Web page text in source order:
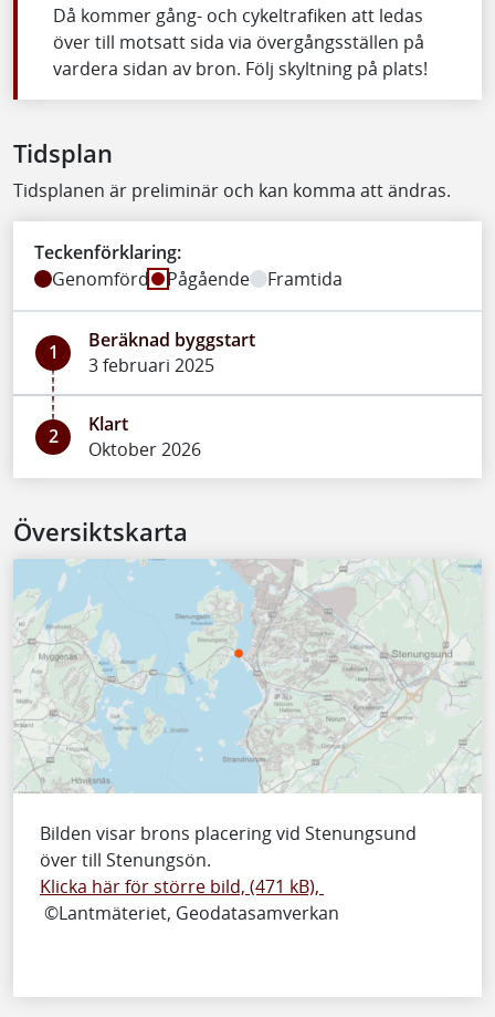
Då kommer gång- och cykeltrafiken att ledas
över till motsatt sida via övergångsställen på
vardera sidan av bron. Följ skyltning på plats!
Tidsplan
Tidsplanen är preliminär och kan komma att ändras.
Teckenförklaring:
Genomförd
Pågående Framtida
1
Beräknad byggstart
3 februari 2025
2
Klart
Oktober 2026
Översiktskarta
Bilden visar brons placering vid Stenungsund
över till Stenungsön.
Klicka här för större bild, (471 kB),
©Lantmäteriet, Geodatasamverkan